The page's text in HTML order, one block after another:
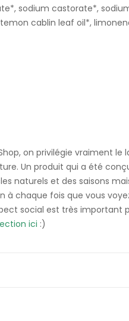
sodium castorate*,
cablin leaf oil*,
on privilégie vraiment le
Un produit qui a été
naturels et des saisons
chaque fois que vous
social est très important
ici :)